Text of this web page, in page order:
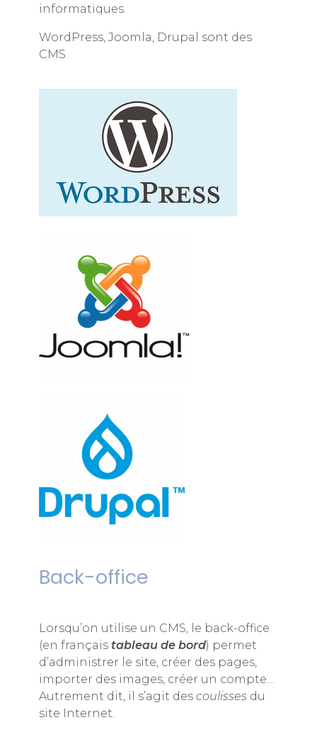
informatiques.
WordPress, Joomla, Drupal sont des
CMS.
Back-office
Lorsqu’on utilise un CMS, le back-office
(en français tableau de bord) permet
d’administrer le site, créer des pages,
importer des images, créer un compte…
Autrement dit, il s’agit des coulisses du
site Internet.